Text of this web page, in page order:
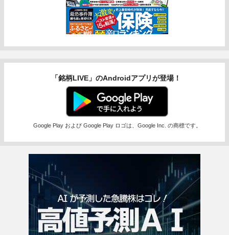
「銘柄LIVE」のAndroidアプリが登場！
Google Play および Google Play ロゴは、Google Inc. の商標です。